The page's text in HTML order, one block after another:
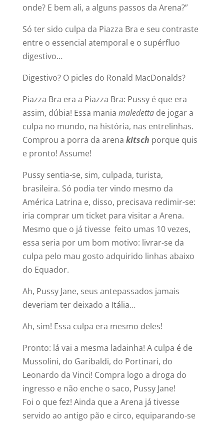
onde? E bem ali, a alguns passos da Arena?”
Só ter sido culpa da Piazza Bra e seu contraste
entre o essencial atemporal e o supérfluo
digestivo…
Digestivo? O picles do Ronald MacDonalds?
Piazza Bra era a Piazza Bra: Pussy é que era
assim, dúbia! Essa mania maledettade jogar a
culpa no mundo, na história, nas entrelinhas.
Comprou a porra da arena kitsch porque quis
e pronto! Assume!
Pussy sentia-se, sim, culpada, turista,
brasileira. Só podia ter vindo mesmo da
América Latrina e, disso, precisava redimir-se:
iria comprar um ticket para visitar a Arena.
Mesmo que o já tivesse feito umas 10 vezes,
essa seria por um bom motivo: livrar-se da
culpa pelo mau gosto adquirido linhas abaixo
do Equador.
Ah, Pussy Jane, seus antepassados jamais
deveriam ter deixado a Itália…
Ah, sim! Essa culpa era mesmo deles!
Pronto: lá vai a mesma ladainha! A culpa é de
Mussolini, do Garibaldi, do Portinari, do
Leonardo da Vinci! Compra logo a droga do
ingresso e não enche o saco, Pussy Jane!
Foi o que fez! Ainda que a Arena já tivesse
servido ao antigo pão e circo, equiparando-se